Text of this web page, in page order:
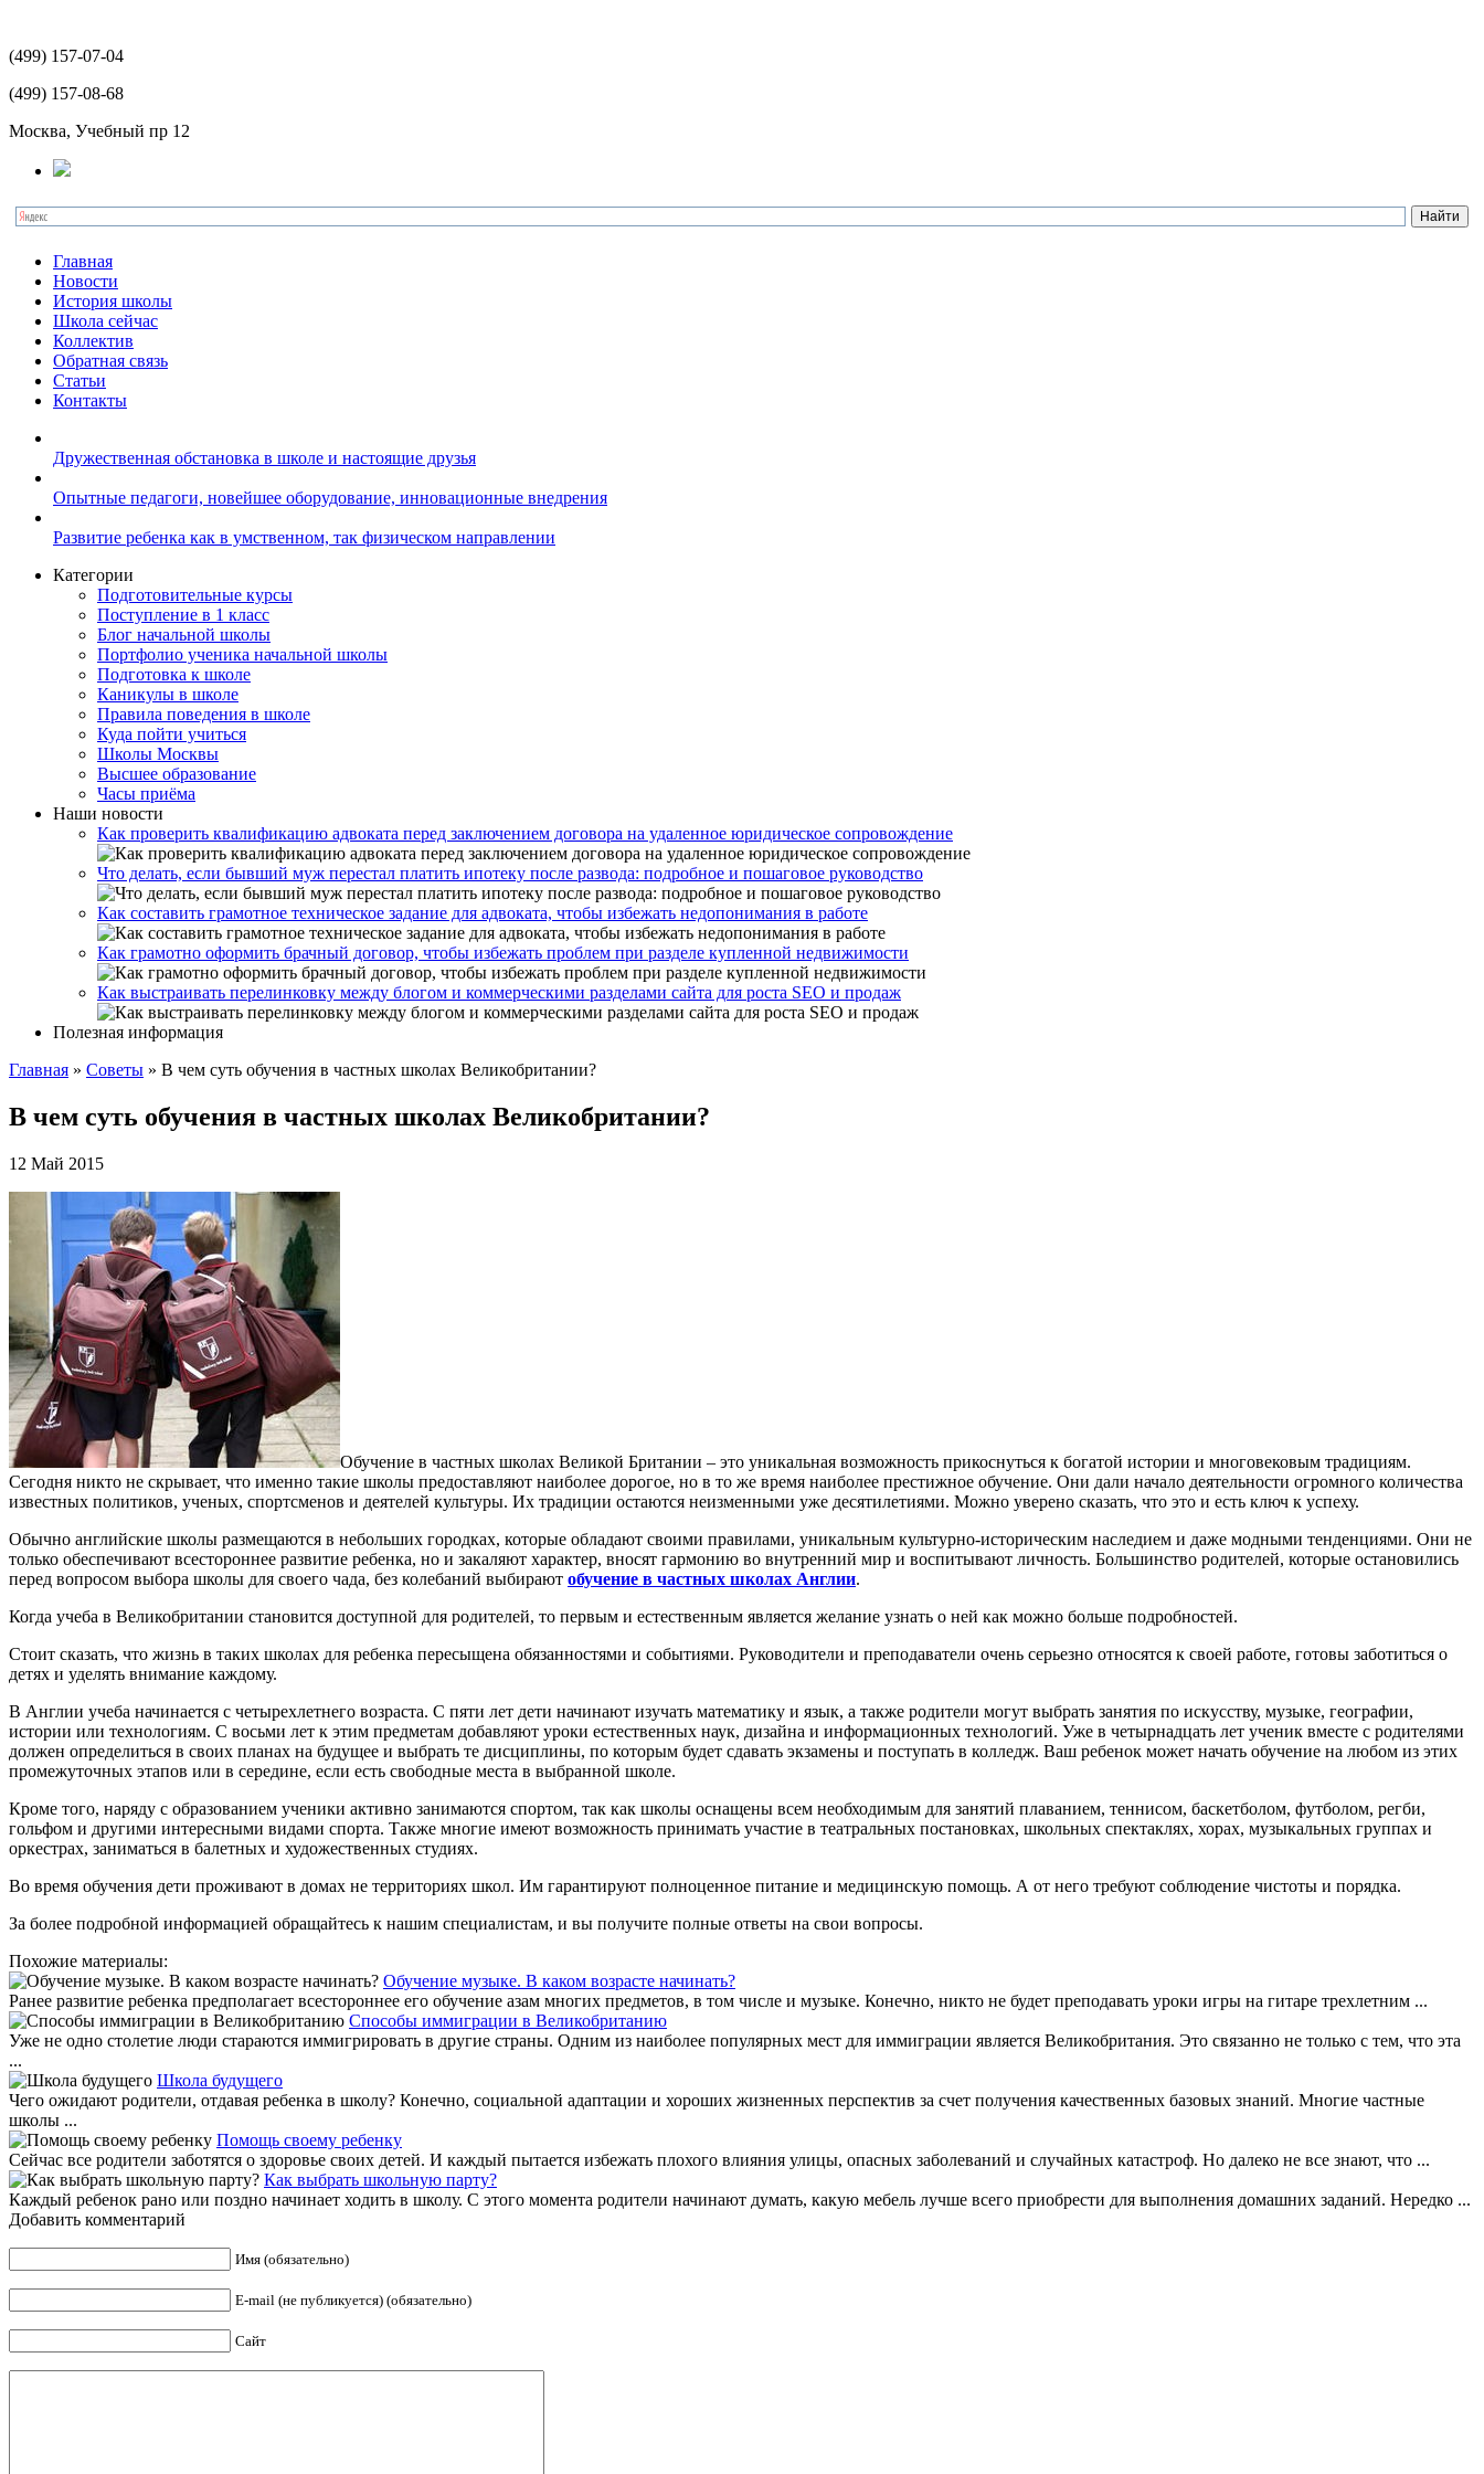
(499) 157-07-04
(499) 157-08-68
Москва, Учебный пр 12
Главная
Новости
История школы
Школа сейчас
Коллектив
Обратная связь
Статьи
Контакты
Дружественная обстановка в школе и настоящие друзья
Опытные педагоги, новейшее оборудование, инновационные внедрения
Развитие ребенка как в умственном, так физическом направлении
Категории
Подготовительные курсы
Поступление в 1 класс
Блог начальной школы
Портфолио ученика начальной школы
Подготовка к школе
Каникулы в школе
Правила поведения в школе
Куда пойти учиться
Школы Москвы
Высшее образование
Часы приёма
Наши новости
Как проверить квалификацию адвоката перед заключением договора на удаленное юридическое сопровождение
Что делать, если бывший муж перестал платить ипотеку после развода: подробное и пошаговое руководство
Как составить грамотное техническое задание для адвоката, чтобы избежать недопонимания в работе
Как грамотно оформить брачный договор, чтобы избежать проблем при разделе купленной недвижимости
Как выстраивать перелинковку между блогом и коммерческими разделами сайта для роста SEO и продаж
Полезная информация
Главная » Советы » В чем суть обучения в частных школах Великобритании?
В чем суть обучения в частных школах Великобритании?
12 Май 2015
Обучение в частных школах Великой Британии – это уникальная возможность прикоснуться к богатой истории и многовековым традициям.
Сегодня никто не скрывает, что именно такие школы предоставляют наиболее дорогое, но в то же время наиболее престижное обучение. Они дали начало деятельности огромного количества
известных политиков, ученых, спортсменов и деятелей культуры. Их традиции остаются неизменными уже десятилетиями. Можно уверено сказать, что это и есть ключ к успеху.
Обычно английские школы размещаются в небольших городках, которые обладают своими правилами, уникальным культурно-историческим наследием и даже модными тенденциями. Они не
только обеспечивают всестороннее развитие ребенка, но и закаляют характер, вносят гармонию во внутренний мир и воспитывают личность. Большинство родителей, которые остановились
перед вопросом выбора школы для своего чада, без колебаний выбирают обучение в частных школах Англии.
Когда учеба в Великобритании становится доступной для родителей, то первым и естественным является желание узнать о ней как можно больше подробностей.
Стоит сказать, что жизнь в таких школах для ребенка пересыщена обязанностями и событиями. Руководители и преподаватели очень серьезно относятся к своей работе, готовы заботиться о
детях и уделять внимание каждому.
В Англии учеба начинается с четырехлетнего возраста. С пяти лет дети начинают изучать математику и язык, а также родители могут выбрать занятия по искусству, музыке, географии,
истории или технологиям. С восьми лет к этим предметам добавляют уроки естественных наук, дизайна и информационных технологий. Уже в четырнадцать лет ученик вместе с родителями
должен определиться в своих планах на будущее и выбрать те дисциплины, по которым будет сдавать экзамены и поступать в колледж. Ваш ребенок может начать обучение на любом из этих
промежуточных этапов или в середине, если есть свободные места в выбранной школе.
Кроме того, наряду с образованием ученики активно занимаются спортом, так как школы оснащены всем необходимым для занятий плаванием, теннисом, баскетболом, футболом, регби,
гольфом и другими интересными видами спорта. Также многие имеют возможность принимать участие в театральных постановках, школьных спектаклях, хорах, музыкальных группах и
оркестрах, заниматься в балетных и художественных студиях.
Во время обучения дети проживают в домах не территориях школ. Им гарантируют полноценное питание и медицинскую помощь. А от него требуют соблюдение чистоты и порядка.
За более подробной информацией обращайтесь к нашим специалистам, и вы получите полные ответы на свои вопросы.
Похожие материалы:
Обучение музыке. В каком возрасте начинать?
Ранее развитие ребенка предполагает всестороннее его обучение азам многих предметов, в том числе и музыке. Конечно, никто не будет преподавать уроки игры на гитаре трехлетним ...
Способы иммиграции в Великобританию
Уже не одно столетие люди стараются иммигрировать в другие страны. Одним из наиболее популярных мест для иммиграции является Великобритания. Это связанно не только с тем, что эта
...
Школа будущего
Чего ожидают родители, отдавая ребенка в школу? Конечно, социальной адаптации и хороших жизненных перспектив за счет получения качественных базовых знаний. Многие частные
школы ...
Помощь своему ребенку
Сейчас все родители заботятся о здоровье своих детей. И каждый пытается избежать плохого влияния улицы, опасных заболеваний и случайных катастроф. Но далеко не все знают, что ...
Как выбрать школьную парту?
Каждый ребенок рано или поздно начинает ходить в школу. С этого момента родители начинают думать, какую мебель лучше всего приобрести для выполнения домашних заданий. Нередко ...
Добавить комментарий
Имя (обязательно)
E-mail (не публикуется) (обязательно)
Сайт